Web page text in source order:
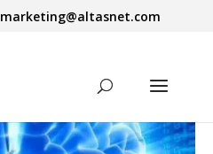
marketing@altasnet.com